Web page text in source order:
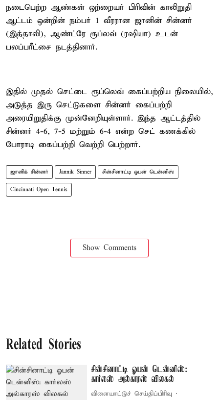
நடைபெற்ற ஆண்கள் ஒற்றையர் பிரிவின் காலிறுதி
ஆட்டம் ஒன்றின் நம்பர் 1 வீரரான ஜானின் சின்னர்
(இத்தாலி), ஆண்ட்ரே ரூப்லவ் (ரஷியா) உடன்
பலப்பரீட்சை நடத்தினார்.
இதில் முதல் செட்டை ரூப்லெவ் கைப்பற்றிய நிலையில்,
அடுத்த இரு செட்டுகளை சின்னர் கைப்பற்றி
அரையிறுதிக்கு முன்னேறியுள்ளார். இந்த ஆட்டத்தில்
சின்னர் 4-6, 7-5 மற்றும் 6-4 என்ற செட் கணக்கில்
போராடி கைப்பற்றி வெற்றி பெற்றார்.
ஜானிக் சின்னர் Jannik Sinner சின்சினாட்டி ஓபன் டென்னிஸ்
Cincinnati Open Tennis
Show Comments
Related Stories
சின்சினாட்டி ஓபன் டென்னிஸ்:
கார்லஸ் அல்காரஸ் விலகல்
விளையாட்டுச் செய்திப்பிரிவு